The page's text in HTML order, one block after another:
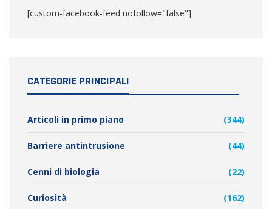
[custom-facebook-feed nofollow="false"]
CATEGORIE PRINCIPALI
Articoli in primo piano (344)
Barriere antintrusione (44)
Cenni di biologia (22)
Curiosità (162)